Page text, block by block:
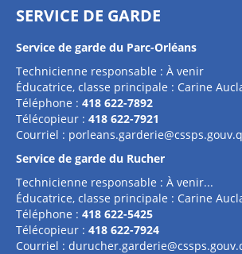
SERVICE DE GARDE
Service de garde du Parc-Orléans
Technicienne responsable : À venir
Éducatrice, classe principale : Carine
Téléphone : 418 622-7892
Télécopieur : 418 622-7921
Courriel :
Service de garde du Rucher
Technicienne responsable : À venir...
Éducatrice, classe principale : Carine
Téléphone : 418 622-5425
Télécopieur : 418 622-7924
Courriel :